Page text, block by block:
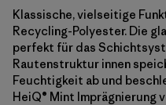
Klassische, vielseitige
Recycling-Polyester. Die
perfekt für das
Rautenstruktur innen
Feuchtigkeit ab und
HeiQ® Mint